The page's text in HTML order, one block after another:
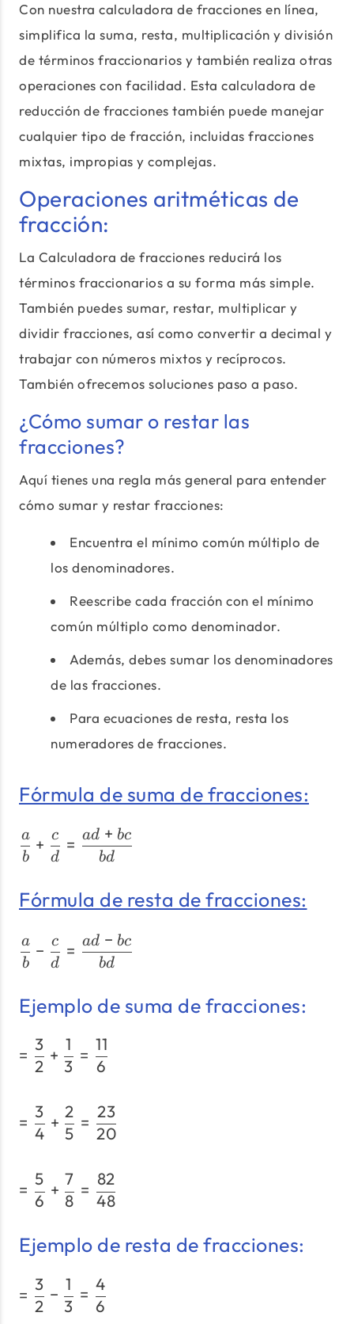
Con nuestra calculadora de fracciones en línea,
simplifica la suma, resta, multiplicación y división
de términos fraccionarios y también realiza otras
operaciones con facilidad. Esta calculadora de
reducción de fracciones también puede manejar
cualquier tipo de fracción, incluidas fracciones
mixtas, impropias y complejas.
Operaciones aritméticas de
fracción:
La Calculadora de fracciones reducirá los
términos fraccionarios a su forma más simple.
También puedes sumar, restar, multiplicar y
dividir fracciones, así como convertir a decimal y
trabajar con números mixtos y recíprocos.
También ofrecemos soluciones paso a paso.
¿Cómo sumar o restar las
fracciones?
Aquí tienes una regla más general para entender
cómo sumar y restar fracciones:
Encuentra el mínimo común múltiplo de
los denominadores.
Reescribe cada fracción con el mínimo
común múltiplo como denominador.
Además, debes sumar los denominadores
de las fracciones.
Para ecuaciones de resta, resta los
numeradores de fracciones.
Fórmula de suma de fracciones:
b
a +
d
c =
bd
ad + bc
Fórmula de resta de fracciones:
b
a −
d
c =
bd
ad − bc
Ejemplo de suma de fracciones:
=
2
3
+
3
1
=
6
11
=
4
3
+
5
2
=
20
23
=
6
5
+
8
7
=
48
82
Ejemplo de resta de fracciones:
=
2
3
−
3
1
=
6
4